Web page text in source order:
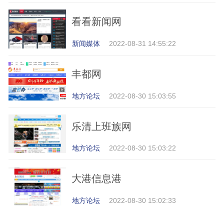
看看新闻网
新闻媒体 2022-08-31 14:55:22
丰都网
地方论坛 2022-08-30 15:03:55
乐清上班族网
地方论坛 2022-08-30 15:03:22
大港信息港
地方论坛 2022-08-30 15:02:33